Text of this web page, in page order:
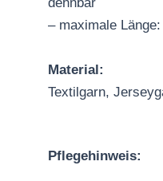
– maximale
Material:
Textilgarn,
Pflegehinweis: